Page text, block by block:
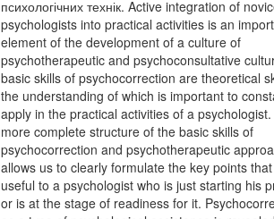
психологічних технік. Active integration of
psychologists into practical activities is an
element of the development of a culture of
psychotherapeutic and psychoconsultative
basic skills of psychocorrection are theoretical
the understanding of which is important to
apply in the practical activities of a psychologist.
more complete structure of the basic skills of
psychocorrection and psychotherapeutic
allows us to clearly formulate the key points
useful to a psychologist who is just starting his
or is at the stage of readiness for it.